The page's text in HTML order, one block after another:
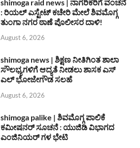
shimoga raid news | ನಾಗರಿಕರಿಗೆ ವಂಚನೆ
: ರಿಯಲ್ ಎಸ್ಟೇಟ್ ಕಚೇರಿ ಮೇಲೆ ಶಿವಮೊಗ್ಗ
ತುಂಗಾ ನಗರ ಠಾಣೆ ಪೊಲೀಸರ ದಾಳಿ!
August 6, 2026
shimoga news | ಶಿಕ್ಷಣ ನೀತಿಗಿಂತ ಶಾಲಾ
ಸೌಲಭ್ಯಗಳಿಗೆ ಆದ್ಯತೆ ನೀಡಲು ಶಾಸಕ ಎಸ್
ಎಲ್ ಭೋಜೇಗೌಡ ಸಲಹೆ
August 6, 2026
shimoga palike | ಶಿವಮೊಗ್ಗ ಪಾಲಿಕೆ
ಕಮೀಷನರ್ ಸೂಚನೆ : ಯುಜಿಡಿ ವಿಭಾಗದ
ಎಂಜಿನಿಯರ್ ಗಳ ಭೇಟಿ